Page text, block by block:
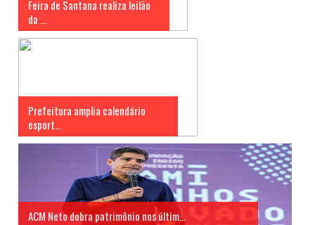
Feira de Santana realiza leilão
da ...
Prefeitura amplia calendário
esport...
ACM Neto dobra patrimônio nos últim...